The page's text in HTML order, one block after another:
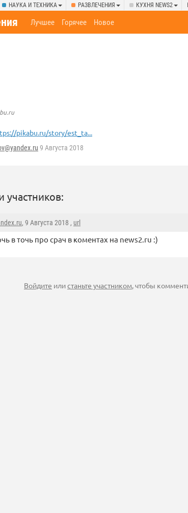
НАУКА И ТЕХНИКА РАЗВЛЕЧЕНИЯ КУХНЯ NEWS2
Лучшее Горячее Новое
pikabu.ru/story/est_ta...
9 Августа 2018
, 9 Августа 2018 , url
в точь про срач в коментах на news2.ru :)
Войдите илистаньте участником, чтобы